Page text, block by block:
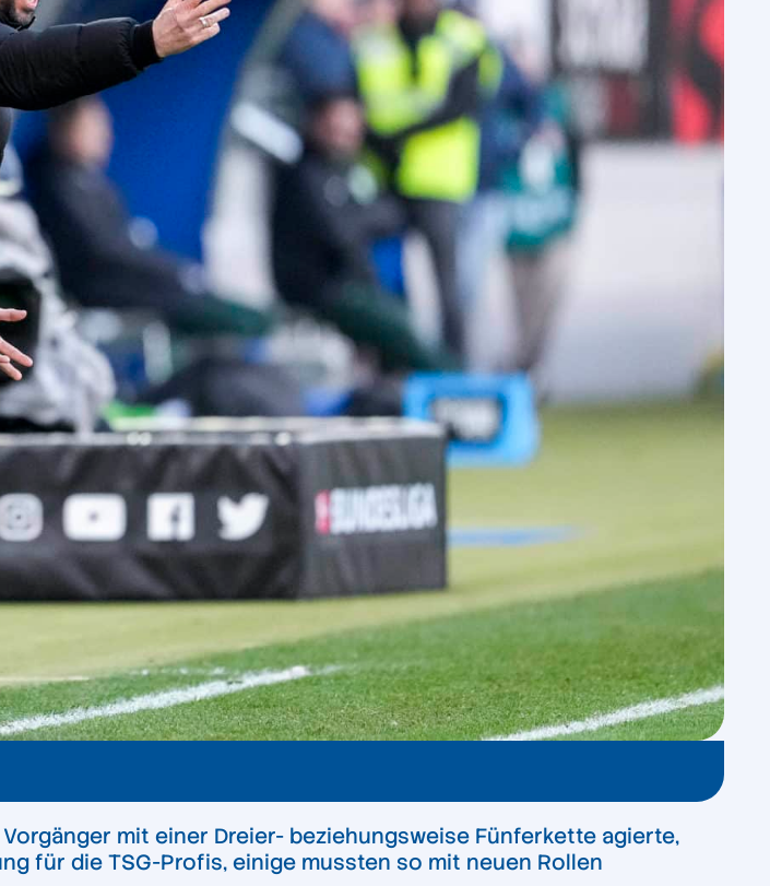
mit einer Dreier- beziehungsweise Fünferkette agierte,
für die TSG-Profis, einige mussten so mit neuen Rollen